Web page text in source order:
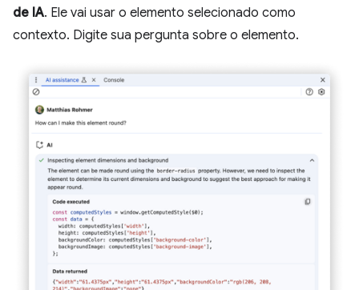
de IA. Ele vai usar o elemento selecionado como
contexto. Digite sua pergunta sobre o elemento.